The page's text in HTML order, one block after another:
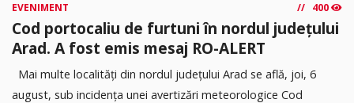
EVENIMENT 400
Cod portocaliu de furtuni în nordul județului
Arad. A fost emis mesaj RO-ALERT
Mai multe localități din nordul județului Arad se află, joi, 6
august, sub incidența unei avertizări meteorologice Cod